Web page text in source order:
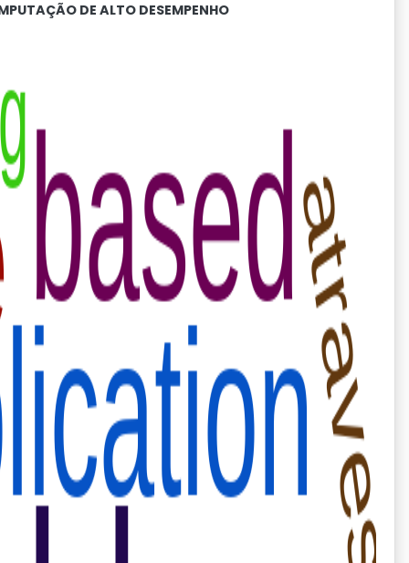
DE ALTO DESEMPENHO